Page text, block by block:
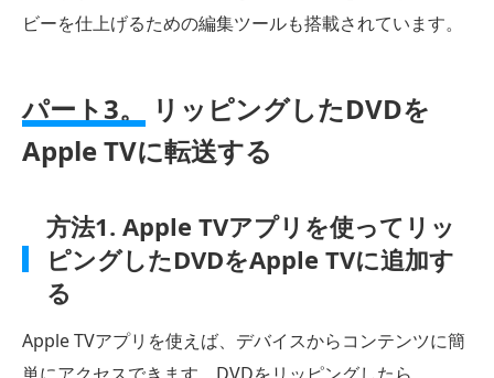
ビーを仕上げるための編集ツールも搭載されています。
パート3。
リッピングしたDVDを
Apple TVに転送する
方法1. Apple TVアプリを使ってリッ
ピングしたDVDをApple TVに追加す
る
Apple TVアプリを使えば、デバイスからコンテンツに簡